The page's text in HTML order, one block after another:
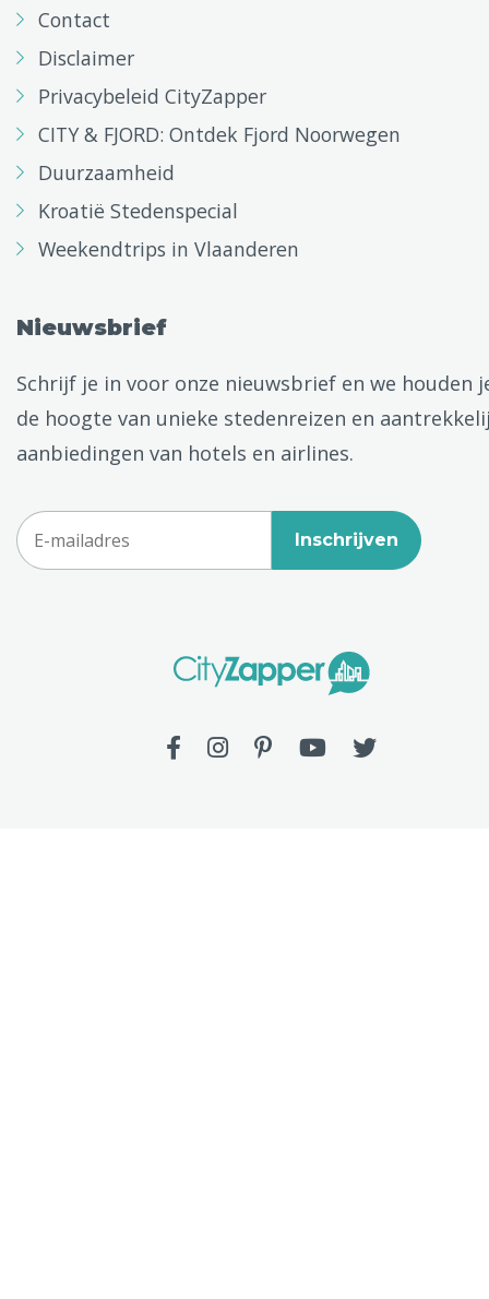
Contact
Disclaimer
Privacybeleid CityZapper
CITY & FJORD: Ontdek Fjord Noorwegen
Duurzaamheid
Kroatië Stedenspecial
Weekendtrips in Vlaanderen
Nieuwsbrief
Schrijf je in voor onze nieuwsbrief en we houden
de hoogte van unieke stedenreizen en
aanbiedingen van hotels en airlines.
Inschrijven